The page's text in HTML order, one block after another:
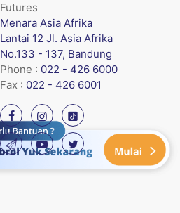
Futures
Menara Asia Afrika
Lantai 12 Jl. Asia Afrika
No.133 - 137, Bandung
Phone : 022 - 426 6000
Fax : 022 - 426 6001